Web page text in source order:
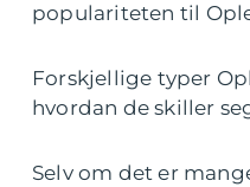
populariteten til
Forskjellige typer
hvordan de skiller
Selv om det er